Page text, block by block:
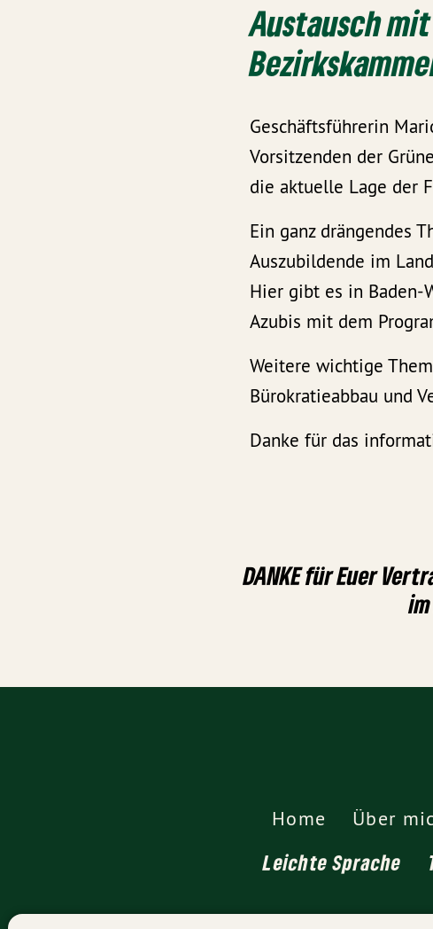
Austausch
Geschäftsführerin
Vorsitzenden der
die aktuelle Lage der
Ein ganz drängendes
Auszubildende im
Hier gibt es in Baden-
Azubis mit dem
Weitere wichtige
Bürokratieabbau und
Danke für das
DANKE für Euer
Home Über
Leichte Sprache